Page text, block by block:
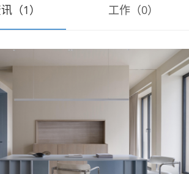
（1） 工作（0）